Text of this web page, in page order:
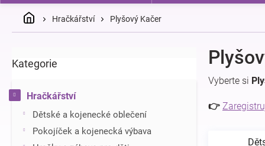
DomůHračkářství Plyšový Kačer
o
t
r
Přeskočit
Kategorie
Hračkářství
Dětské a kojenecké oblečení
Pokojíček a kojenecká výbava
Vyberte si
👉